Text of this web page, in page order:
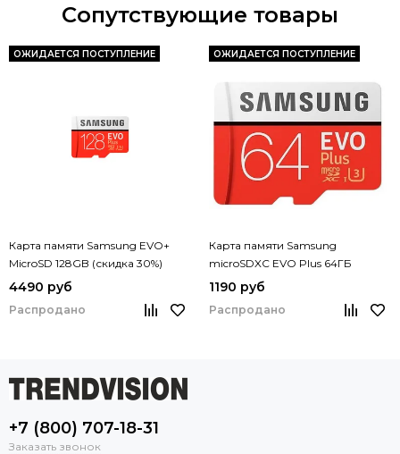
Сопутствующие товары
ОЖИДАЕТСЯ ПОСТУПЛЕНИЕ
Карта памяти Samsung EVO+
MicroSD 128GB (скидка 30%)
4490 руб
Распродано
ОЖИДАЕТСЯ ПОСТУПЛЕНИЕ
Карта памяти Samsung
microSDXC EVO Plus 64ГБ
1190 руб
Распродано
+7 (800) 707-18-31
Заказать звонок